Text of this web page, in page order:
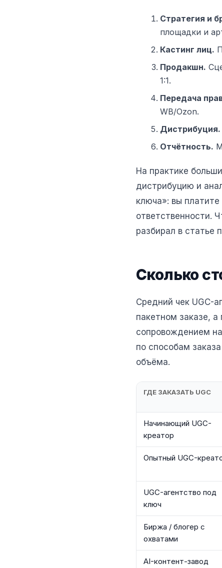
Стратегия и
площадки и
Кастинг лиц.
Продакшн.
1:1.
Передача
WB/Ozon.
Дистрибуция.
Отчётность.
На практике
дистрибуцию и
ключа»: вы
ответственности.
разбирал в статье
Сколько
Средний чек UGC-
пакетном заказе,
сопровождением
по способам
объёма.
ГДЕ ЗАКАЗАТЬ UGC
Начинающий UGC-
креатор
Опытный UGC-
UGC-агентство под
ключ
Биржа / блогер с
охватами
AI-контент-завод